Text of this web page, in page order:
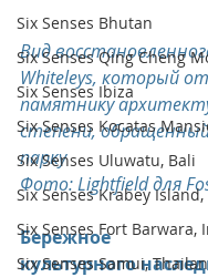
Six Senses Bhutan
Six Senses Qing Cheng
Six Senses Ibiza
Six Senses Kocatas
Six Senses Uluwatu, Bali
Six Senses Krabey
Six Senses Fort Barwara,
Six Senses Samui,
Вид
Whiteleys, который
памятнику
степени,
парку
Фото: Lightfield для
Бережное
культурного